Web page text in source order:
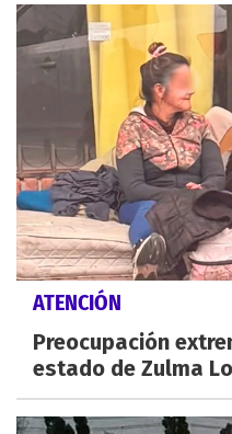
ATENCIÓN
Preocupación
estado de Zulma